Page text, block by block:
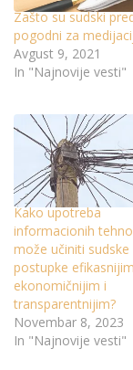
Zašto su sudski
pogodni za
Avgust 9, 2021
In "Najnovije vesti"
Kako upotreba
informacionih
može učiniti sudske
postupke
ekonomičnijim i
transparentnijim?
Novembar 8, 2023
In "Najnovije vesti"